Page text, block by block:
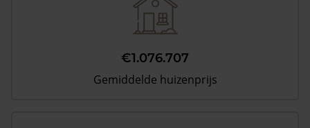
€1.076.707
Gemiddelde huizenprijs